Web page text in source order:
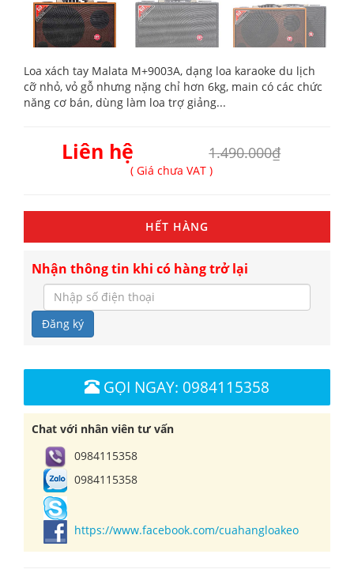
Loa xách tay Malata M+9003A, dạng loa karaoke du lịch
cỡ nhỏ, vỏ gỗ nhưng nặng chỉ hơn 6kg, main có các chức
năng cơ bán, dùng làm loa trợ giảng...
Liên hệ 1.490.000₫
( Giá chưa VAT )
HẾT HÀNG
Nhận thông tin khi có hàng trở lại
Đăng ký
GỌI NGAY: 0984115358
Chat với nhân viên tư vấn
0984115358
0984115358
https://www.facebook.com/cuahangloakeo